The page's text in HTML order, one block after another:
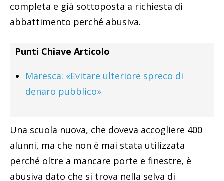
completa e già sottoposta a richiesta di
abbattimento perché abusiva.
Punti Chiave Articolo
Maresca: «Evitare ulteriore spreco di
denaro pubblico»
Una scuola nuova, che doveva accogliere 400
alunni, ma che non è mai stata utilizzata
perché oltre a mancare porte e finestre, è
abusiva dato che si trova nella selva di